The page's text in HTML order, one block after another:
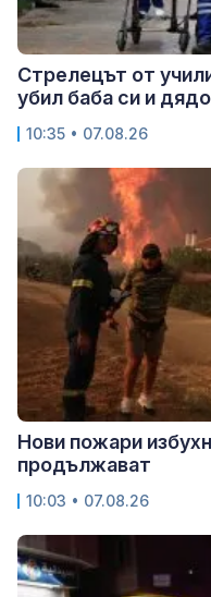
Стрелецът от
убил баба си и
10:35 • 07.08.26
Нови пожари
продължават
10:03 • 07.08.26